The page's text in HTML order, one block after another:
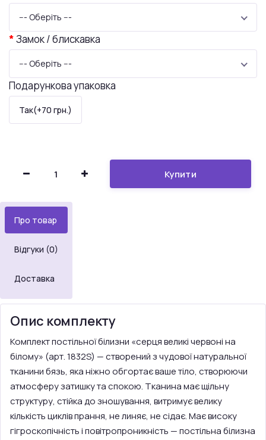
--- Оберіть ---
Замок / блискавка
--- Оберіть ---
Подарункова упаковка
Так(+70 грн.)
Купити
Про товар
Відгуки (0)
Доставка
Опис комплекту
Комплект постільної білизни «серця великі червоні на
білому» (арт. 1832S) — створений з чудової натуральної
тканини бязь, яка ніжно обгортає ваше тіло, створюючи
атмосферу затишку та спокою. Тканина має щільну
структуру, стійка до зношування, витримує велику
кількість циклів прання, не линяє, не сідає. Має високу
гігроскопічність і повітропроникність — постільна білизна